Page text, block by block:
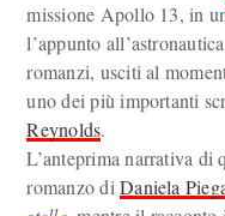
missione Apollo 13, in
l’appunto
romanzi, usciti al
uno dei più importanti
Reynolds.
L’anteprima narrativa di
romanzo diDaniela